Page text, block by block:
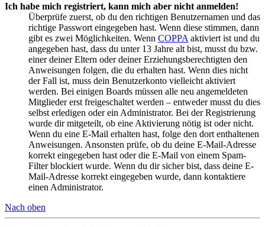
Ich habe mich registriert, kann mich aber nicht anmelden!
Überprüfe zuerst, ob du den richtigen Benutzernamen und das
richtige Passwort eingegeben hast. Wenn diese stimmen, dann
gibt es zwei Möglichkeiten. Wenn COPPA aktiviert ist und du
angegeben hast, dass du unter 13 Jahre alt bist, musst du bzw.
einer deiner Eltern oder deiner Erziehungsberechtigten den
Anweisungen folgen, die du erhalten hast. Wenn dies nicht
der Fall ist, muss dein Benutzerkonto vielleicht aktiviert
werden. Bei einigen Boards müssen alle neu angemeldeten
Mitglieder erst freigeschaltet werden – entweder musst du dies
selbst erledigen oder ein Administrator. Bei der Registrierung
wurde dir mitgeteilt, ob eine Aktivierung nötig ist oder nicht.
Wenn du eine E-Mail erhalten hast, folge den dort enthaltenen
Anweisungen. Ansonsten prüfe, ob du deine E-Mail-Adresse
korrekt eingegeben hast oder die E-Mail von einem Spam-
Filter blockiert wurde. Wenn du dir sicher bist, dass deine E-
Mail-Adresse korrekt eingegeben wurde, dann kontaktiere
einen Administrator.
Nach oben